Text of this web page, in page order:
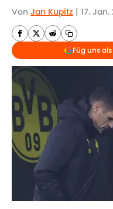
Von Jan Kupitz | 17. Jan.
Füg uns